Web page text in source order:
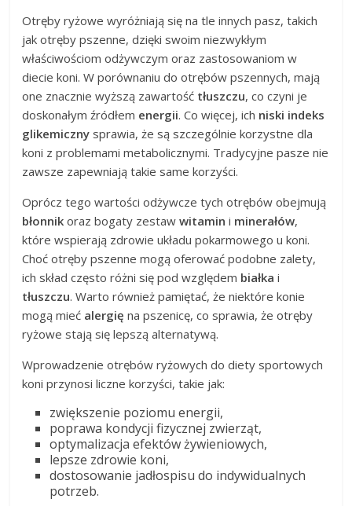
Otręby ryżowe wyróżniają się na tle innych pasz, takich
jak otręby pszenne, dzięki swoim niezwykłym
właściwościom odżywczym oraz zastosowaniom w
diecie koni. W porównaniu do otrębów pszennych, mają
one znacznie wyższą zawartość tłuszczu, co czyni je
doskonałym źródłem energii. Co więcej, ich niski indeks
glikemiczny sprawia, że są szczególnie korzystne dla
koni z problemami metabolicznymi. Tradycyjne pasze nie
zawsze zapewniają takie same korzyści.
Oprócz tego wartości odżywcze tych otrębów obejmują
błonnik oraz bogaty zestawwitamin i minerałów,
które wspierają zdrowie układu pokarmowego u koni.
Choć otręby pszenne mogą oferować podobne zalety,
ich skład często różni się pod względem białka i
tłuszczu. Warto również pamiętać, że niektóre konie
mogą mieć alergię na pszenicę, co sprawia, że otręby
ryżowe stają się lepszą alternatywą.
Wprowadzenie otrębów ryżowych do diety sportowych
koni przynosi liczne korzyści, takie jak:
zwiększenie poziomu energii,
poprawa kondycji fizycznej zwierząt,
optymalizacja efektów żywieniowych,
lepsze zdrowie koni,
dostosowanie jadłospisu do indywidualnych
potrzeb.